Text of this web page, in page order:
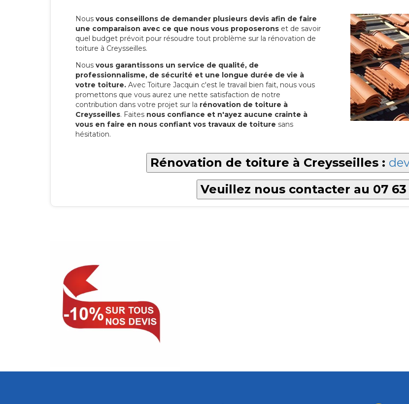
Nous vous conseillons de demander plusieurs devis afin de faire
une comparaison avec ce que nous vous proposerons et de savoir
quel budget prévoit pour résoudre tout problème sur la rénovation de
toiture à Creysseilles.
Nous vous garantissons un service de qualité, de
professionnalisme, de sécurité et une longue durée de vie à
votre toiture. Avec Toiture Jacquin c'est le travail bien fait, nous vous
promettons que vous aurez une nette satisfaction de notre
contribution dans votre projet sur la rénovation de toiture à
Creysseilles. Faites nous confiance et n'ayez aucune crainte à
vous en faire en nous confiant vos travaux de toiture sans
hésitation.
Rénovation de toiture à Creysseilles :
Veuillez nous contacter au 07 63